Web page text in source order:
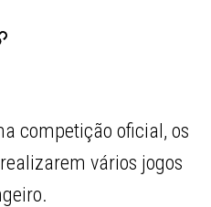
competição oficial, os
vários jogos